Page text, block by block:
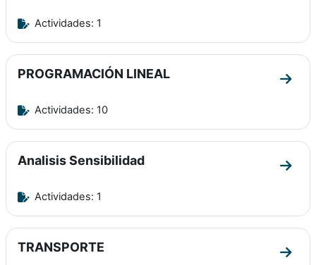
Actividades: 1
PROGRAMACIÓN LINEAL
Ir a
Actividades: 10
Analisis Sensibilidad
Ir a
Actividades: 1
TRANSPORTE
Ir a